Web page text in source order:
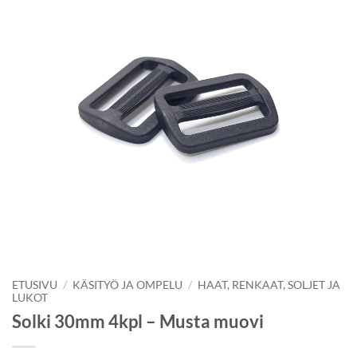
ETUSIVU / KÄSITYÖ JA OMPELU / HAAT, RENKAAT, SOLJET JA
LUKOT
Solki 30mm 4kpl – Musta muovi